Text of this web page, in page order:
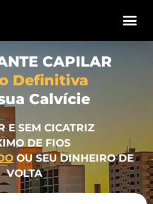
CAPILAR
Definitiva
Calvície
E SEM CICATRIZ
DE FIOS
OU SEU DINHEIRO DE
VOLTA